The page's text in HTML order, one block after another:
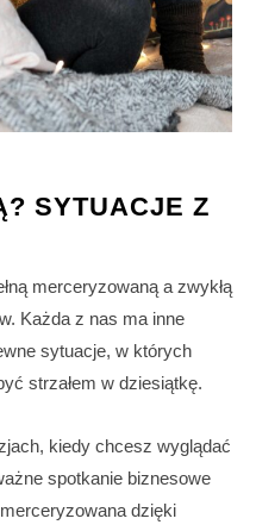
SYTUACJE Z
merceryzowaną a zwykłą
Każda z nas ma inne
sytuacje, w których
strzałem w dziesiątkę.
kiedy chcesz wyglądać
spotkanie biznesowe
dzięki